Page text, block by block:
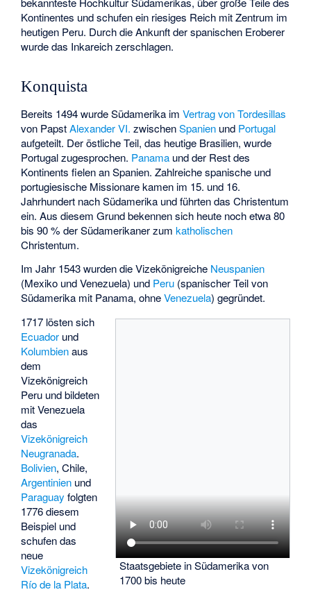
Kontinentes und schufen ein riesiges Reich mit Zentrum im
heutigen Peru. Durch die Ankunft der spanischen Eroberer
wurde das Inkareich zerschlagen.
Konquista
Bereits 1494 wurde Südamerika imVertrag von Tordesillas
von PapstAlexander VI. zwischenSpanien und Portugal
aufgeteilt. Der östliche Teil, das heutige Brasilien, wurde
Portugal zugesprochen. Panama und der Rest des
Kontinents fielen an Spanien. Zahlreiche spanische und
portugiesische Missionare kamen im 15. und 16.
Jahrhundert nach Südamerika und führten das Christentum
ein. Aus diesem Grund bekennen sich heute noch etwa 80
bis 90 % der Südamerikaner zumkatholischen
Christentum.
Im Jahr 1543 wurden die Vizekönigreiche Neuspanien
(Mexiko und Venezuela) und Peru (spanischer Teil von
Südamerika mit Panama, ohneVenezuela) gegründet.
Staatsgebiete in Südamerika von
1700 bis heute
1717 lösten sich
Ecuador und
Kolumbienaus
dem
Vizekönigreich
Peru und bildeten
mit Venezuela
das
Vizekönigreich
Neugranada.
Bolivien, Chile,
Argentinien und
Paraguay folgten
1776 diesem
Beispiel und
schufen das
neue
Vizekönigreich
Río de la Plata.